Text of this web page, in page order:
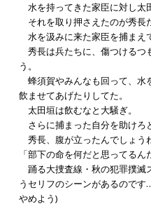
水を持ってきた家臣に対し太
それを取り押さえたのが秀長
水を汲みに来た家臣を捕まえ
秀長は兵たちに、傷つけるつ
う。
蜂須賀やみんなも回って、水
飲ませてあげたりしてた。
太田垣は飲むなと大騒ぎ。
さらに捕まった自分を助けろ
秀長、腹が立ったんでしょう
「部下の命を何だと思ってるん
踊る大捜査線・秋の犯罪撲滅
うセリフのシーンがあるので
やめよう)